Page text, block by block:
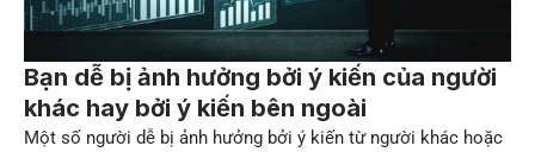
Bạn dễ bị ảnh hưởng bởi ý kiến của người
khác hay bởi ý kiến bên ngoài
Một số người dễ bị ảnh hưởng bởi ý kiến từ người khác hoặc